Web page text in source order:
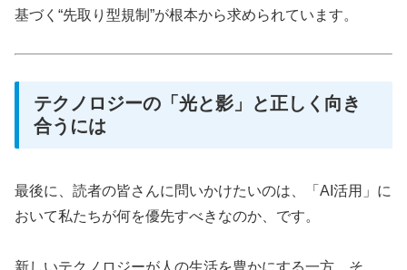
基づく“先取り型規制”が根本から求められています。
テクノロジーの「光と影」と正しく向き
合うには
最後に、読者の皆さんに問いかけたいのは、「AI活用」に
おいて私たちが何を優先すべきなのか、です。